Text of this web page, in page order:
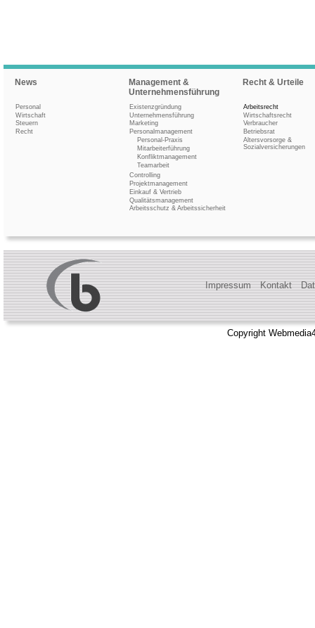
News
Personal
Wirtschaft
Steuern
Recht
Management &
Unternehmensführung
Existenzgründung
Unternehmensführung
Marketing
Personalmanagement
Personal-Praxis
Mitarbeiterführung
Konfliktmanagement
Teamarbeit
Controlling
Projektmanagement
Einkauf & Vertrieb
Qualitätsmanagement
Arbeitsschutz & Arbeitssicherheit
Recht & Urteile
Arbeitsrecht
Wirtschaftsrecht
Verbraucher
Betriebsrat
Altersvorsorge &
Sozialversicherungen
Impressum Kontakt
Copyright